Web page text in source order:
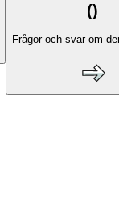
()
Frågor och svar om